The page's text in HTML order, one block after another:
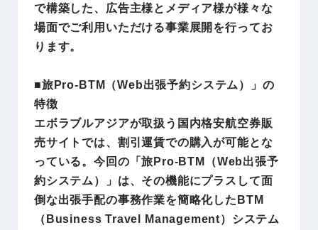
で構築した、広告主様とメディア様が様々な
場面でご利用いただける事業展開を行ってお
ります。
■旅Pro‐BTM（Web出張予約システム）」の
特徴
エボラブルアジアが取扱う国内格安航空券販
売サイトでは、割引運賃での購入が可能とな
っている。今回の「旅Pro-BTM（Web出張予
約システム）」は、その機能にプラスして面
倒な出張手配の事務作業を簡略化したBTM
（Business Travel Management）システム